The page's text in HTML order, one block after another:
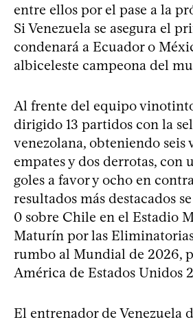
entre ellos por el pase a la
Si Venezuela se asegura el
condenará a Ecuador o
albiceleste campeona del
Al frente del equipo
dirigido 13 partidos con la
venezolana, obteniendo seis
empates y dos derrotas, con
goles a favor y ocho en
resultados más destacados
0 sobre Chile en el Estadio
Maturín por las
rumbo al Mundial de 2026,
América de Estados Unidos
El entrenador de Venezuela